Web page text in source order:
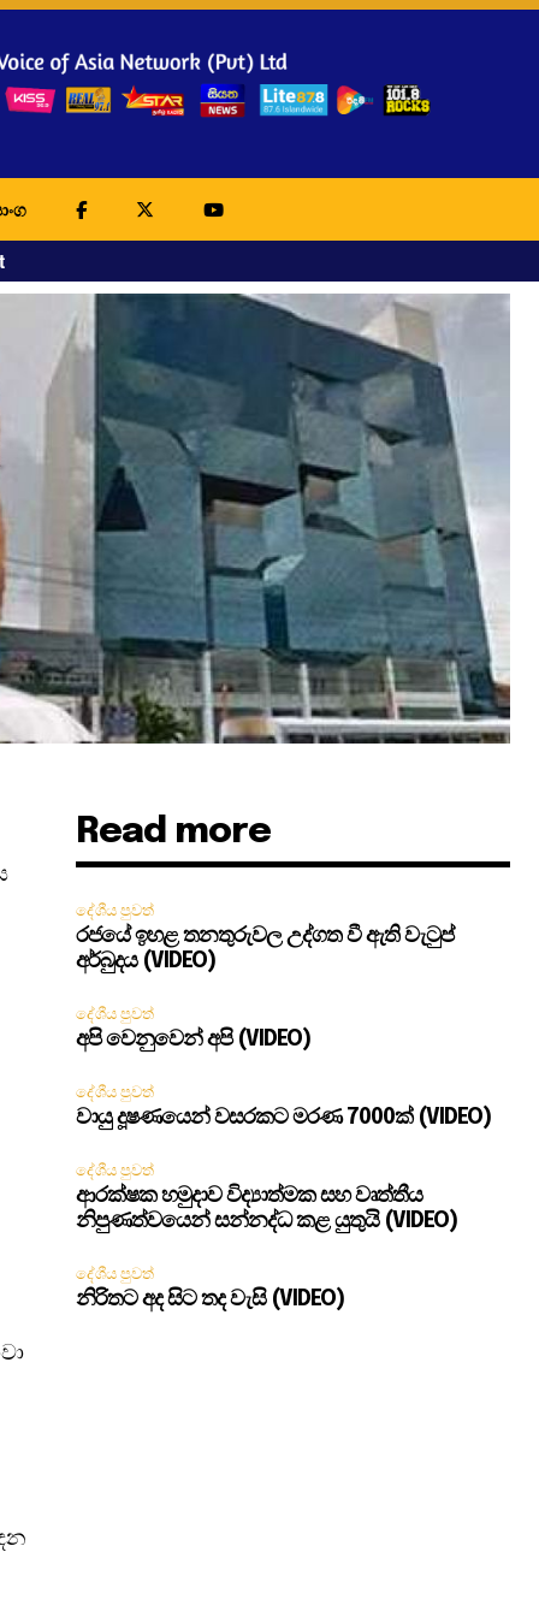
Read more
දේශීය පුවත්
රජයේ ඉහළ තනතුරුවල උද්ගත වී ඇති වැටුප්
අර්බුදය (VIDEO)
දේශීය පුවත්
අපි වෙනුවෙන් අපි (VIDEO)
දේශීය පුවත්
වායු දූෂණයෙන් වසරකට මරණ 7000ක් (VIDEO)
දේශීය පුවත්
ආරක්ෂක හමුදාව විද්‍යාත්මක සහ වෘත්තීය
නිපුණත්වයෙන් සන්නද්ධ කළ යුතුයි (VIDEO)
දේශීය පුවත්
නිරිතට අද සිට තද වැසි (VIDEO)